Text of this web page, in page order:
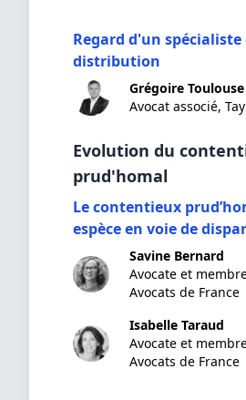
Regard d'un
distribution
Grégoire Toulouse
Avocat associé,
Evolution du
prud'homal
Le contentieux
espèce en voie de
Savine Bernard
Avocate et
Avocats de France
Isabelle Taraud
Avocate et
Avocats de France